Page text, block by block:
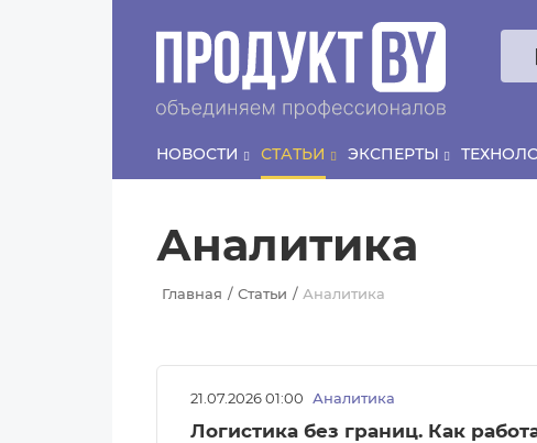
НОВОСТИ СТАТЬИ ЭКСПЕРТЫ
Аналитика
Главная Статьи Аналитика
21.07.2026 01:00 Аналитика
Логистика без границ. Как